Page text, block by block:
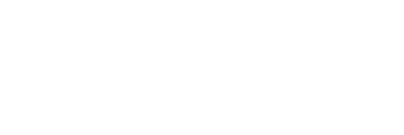
und optimieren die drahtlose Geräte- und
beim Surfen, Streamen oder Gaming.
Fernsehen und Ihre Lieblingsmusik zu warten,